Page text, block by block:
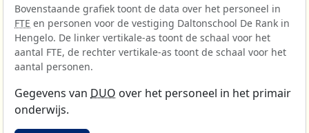
Bovenstaande grafiek toont de data over het personeel in
FTE en personen voor de vestiging Daltonschool De Rank in
Hengelo. De linker vertikale-as toont de schaal voor het
aantal FTE, de rechter vertikale-as toont de schaal voor het
aantal personen.
Gegevens van DUO over het personeel in het primair
onderwijs.